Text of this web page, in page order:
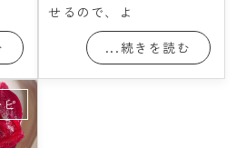
せるので、よ
...続きを読む